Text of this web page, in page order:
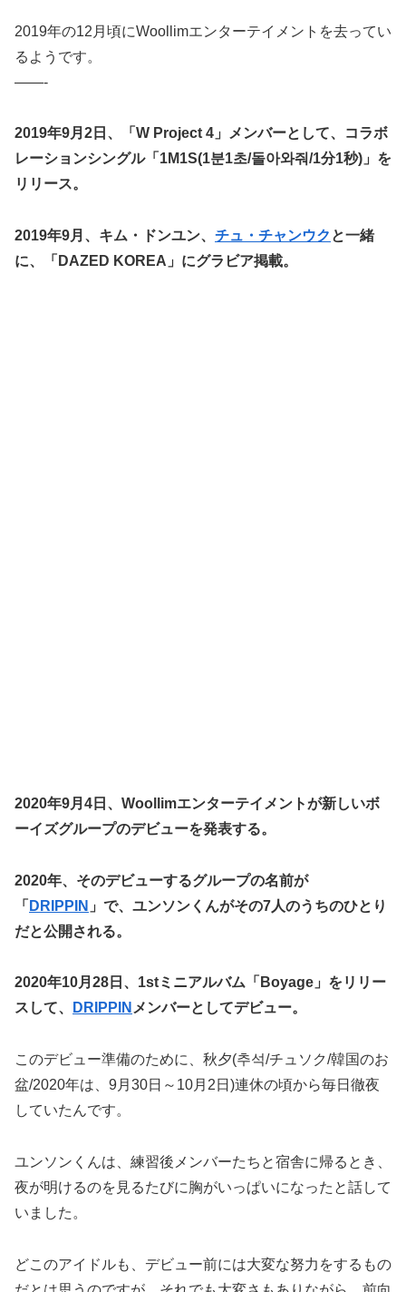
2019年の12月頃にWoollimエンターテイメントを去ってい
るようです。
——-
2019年9月2日、「W Project 4」メンバーとして、コラボ
レーションシングル「1M1S(1분1초/돌아와줘/1分1秒)」を
リリース。
2019年9月、キム・ドンユン、 チュ・チャンウク と一緒
に、「DAZED KOREA」にグラビア掲載。
2020年9月4日、Woollimエンターテイメントが新しいボ
ーイズグループのデビューを発表する。
2020年、そのデビューするグループの名前が
「 DRIPPIN 」で、ユンソンくんがその7人のうちのひとり
だと公開される。
2020年10月28日、1stミニアルバム「Boyage」をリリー
スして、
DRIPPIN メンバーとしてデビュー。
このデビュー準備のために、秋夕(추석/チュソク/韓国のお
盆/2020年は、9月30日～10月2日)連休の頃から毎日徹夜
していたんです。
ユンソンくんは、練習後メンバーたちと宿舎に帰るとき、
夜が明けるのを見るたびに胸がいっぱいになったと話して
いました。
どこのアイドルも、デビュー前には大変な努力をするもの